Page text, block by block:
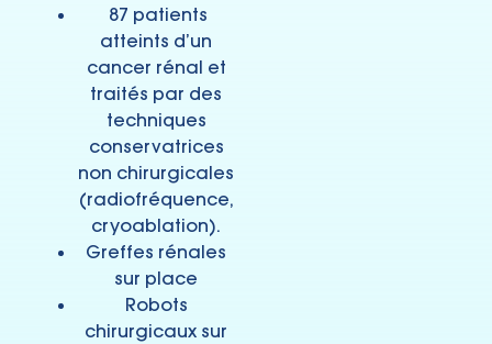
87 patients
atteints d’un
cancer rénal et
traités par des
techniques
conservatrices
non chirurgicales
(radiofréquence,
cryoablation).
Greffes rénales
sur place
Robots
chirurgicaux sur